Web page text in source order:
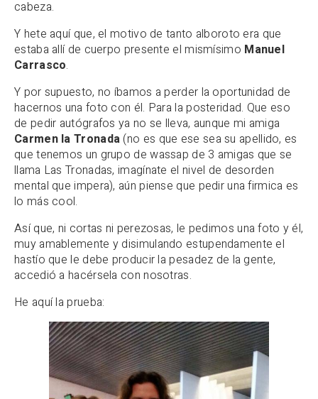
cabeza.
Y hete aquí que, el motivo de tanto alboroto era que
estaba allí de cuerpo presente el mismísimo Manuel
Carrasco.
Y por supuesto, no íbamos a perder la oportunidad de
hacernos una foto con él. Para la posteridad. Que eso
de pedir autógrafos ya no se lleva, aunque mi amiga
Carmen la Tronada (no es que ese sea su apellido, es
que tenemos un grupo de wassap de 3 amigas que se
llama Las Tronadas, imagínate el nivel de desorden
mental que impera), aún piense que pedir una firmica es
lo más cool.
Así que, ni cortas ni perezosas, le pedimos una foto y él,
muy amablemente y disimulando estupendamente el
hastío que le debe producir la pesadez de la gente,
accedió a hacérsela con nosotras.
He aquí la prueba: